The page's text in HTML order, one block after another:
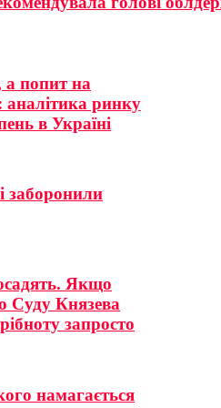
попит на
аналітика ринку
в Україні
заборонили
Якщо
Суду Князева
запросто
намагається